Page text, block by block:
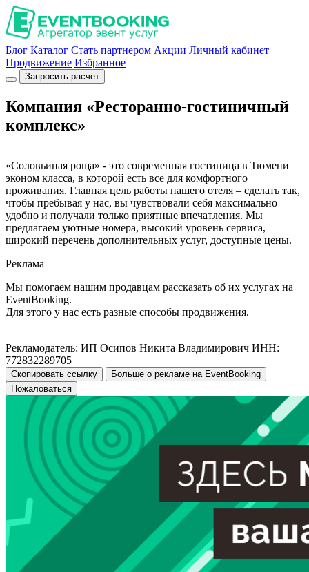
Блог Каталог Стать партнером Акции Личный кабинет
Продвижение Избранное
Запросить расчет
Компания «Ресторанно-гостиничный
комплекс»
«Соловьиная роща» - это современная гостиница в Тюмени
эконом класса, в которой есть все для комфортного
проживания. Главная цель работы нашего отеля – сделать так,
чтобы пребывая у нас, вы чувствовали себя максимально
удобно и получали только приятные впечатления. Мы
предлагаем уютные номера, высокий уровень сервиса,
широкий перечень дополнительных услуг, доступные цены.
Реклама
Мы помогаем нашим продавцам рассказать об их услугах на
EventBooking.
Для этого у нас есть разные способы продвижения.
Рекламодатель: ИП Осипов Никита Владимирович ИНН:
772832289705
Скопировать ссылку
Больше о рекламе на EventBooking
Пожаловаться